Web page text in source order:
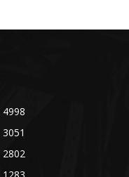
4998
3051
2802